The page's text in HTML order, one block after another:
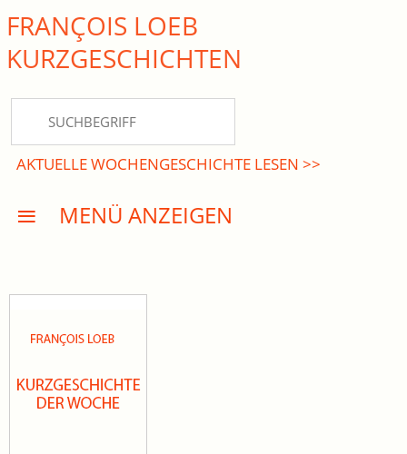
close Submenü
KURZGESCHICHTEN
DREISATZROMANE
PRESSE
FRANÇOIS LOEB
KURZ­GESCHICHTEN
AKTUELLE WOCHENGESCHICHTE LESEN >>
MENÜ ANZEIGEN